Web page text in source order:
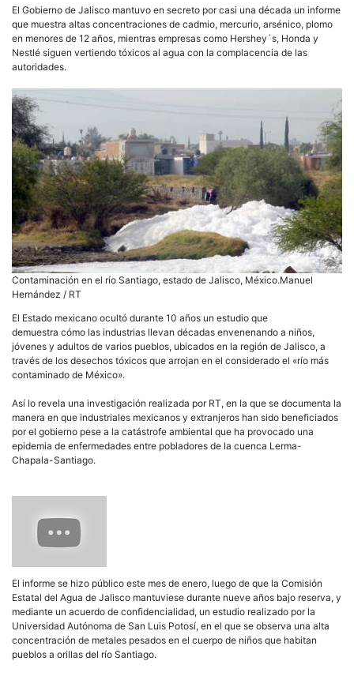
El Gobierno de Jalisco mantuvo en secreto por casi una década un informe
que muestra altas concentraciones de cadmio, mercurio, arsénico, plomo
en menores de 12 años, mientras empresas como Hershey´s, Honda y
Nestlé siguen vertiendo tóxicos al agua con la complacencia de las
autoridades.
Contaminación en el río Santiago, estado de Jalisco, México.Manuel
Hernández / RT
El Estado mexicano ocultó durante 10 años un estudio que
demuestra cómo las industrias llevan décadas envenenando a niños,
jóvenes y adultos de varios pueblos, ubicados en la región de Jalisco, a
través de los desechos tóxicos que arrojan en el considerado el «río más
contaminado de México».
Así lo revela una investigación realizada por RT, en la que se documenta la
manera en que industriales mexicanos y extranjeros han sido beneficiados
por el gobierno pese a la catástrofe ambiental que ha provocado una
epidemia de enfermedades entre pobladores de la cuenca Lerma-
Chapala-Santiago.
El informe se hizo público este mes de enero, luego de que la Comisión
Estatal del Agua de Jalisco mantuviese durante nueve años bajo reserva, y
mediante un acuerdo de confidencialidad, un estudio realizado por la
Universidad Autónoma de San Luis Potosí, en el que se observa una alta
concentración de metales pesados en el cuerpo de niños que habitan
pueblos a orillas del río Santiago.